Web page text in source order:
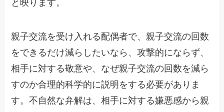
と映ります。
親子交流を受け入れる配偶者で、親子交流の回数
をできるだけ減らしたいなら、攻撃的にならず、
相手に対する敬意や、なぜ親子交流の回数を減ら
すのか合理的科学的に説明をする必要がありま
す。不自然な弁解は、相手に対する嫌悪感から親